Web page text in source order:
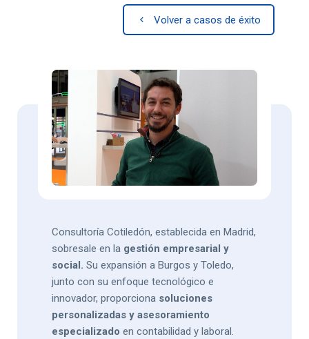
Volver a casos de éxito
Consultoría Cotiledón, establecida en Madrid,
sobresale en la gestión empresarial y
social. Su expansión a Burgos y Toledo,
junto con su enfoque tecnológico e
innovador, proporciona soluciones
personalizadas y asesoramiento
especializado en contabilidad y laboral.